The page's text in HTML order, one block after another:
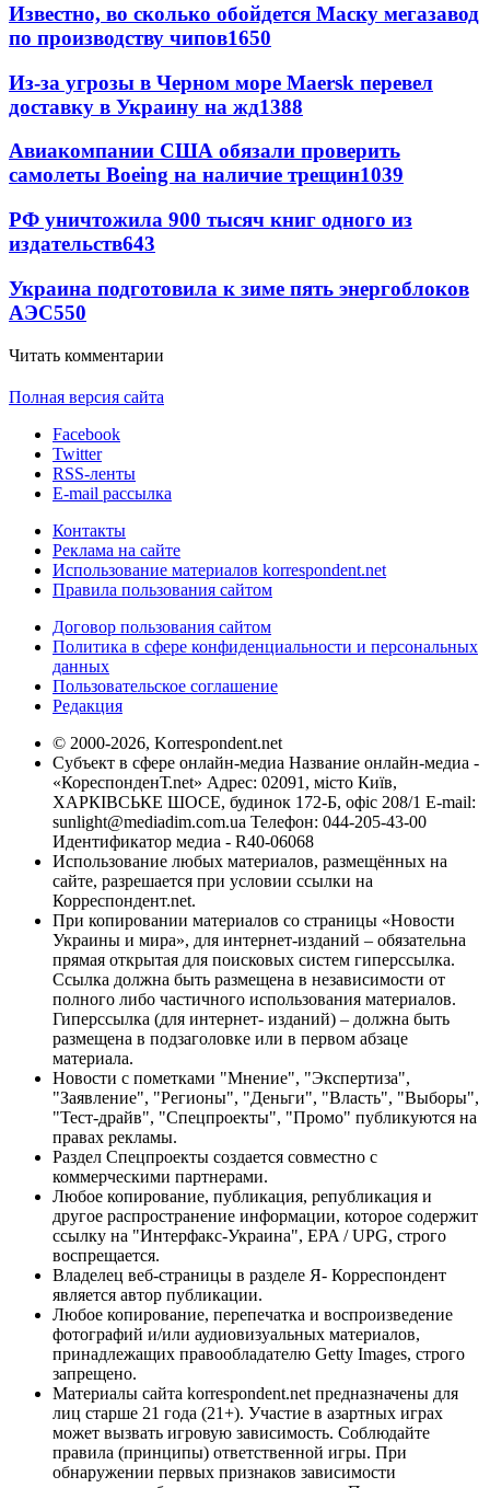
Известно, во сколько обойдется Маску мегазавод
по производству чипов1650
Из-за угрозы в Черном море Maersk перевел
доставку в Украину на жд1388
Авиакомпании США обязали проверить
самолеты Boeing на наличие трещин1039
РФ уничтожила 900 тысяч книг одного из
издательств643
Украина подготовила к зиме пять энергоблоков
АЭС550
Читать комментарии
Полная версия сайта
Facebook
Twitter
RSS-ленты
E-mail рассылка
Контакты
Реклама на сайте
Использование материалов korrespondent.net
Правила пользования сайтом
Договор пользования сайтом
Политика в сфере конфиденциальности и персональных
данных
Пользовательское соглашение
Редакция
© 2000-2026, Korrespondent.net
Субъект в сфере онлайн-медиа Название онлайн-медиа -
«КореспонденТ.net» Адрес: 02091, місто Київ,
ХАРКІВСЬКЕ ШОСЕ, будинок 172-Б, офіс 208/1 E-mail:
sunlight@mediadim.com.ua Телефон: 044-205-43-00
Идентификатор медиа - R40-06068
Использование любых материалов, размещённых на
сайте, разрешается при условии ссылки на
Корреспондент.net.
При копировании материалов со страницы «Новости
Украины и мира», для интернет-изданий – обязательна
прямая открытая для поисковых систем гиперссылка.
Ссылка должна быть размещена в независимости от
полного либо частичного использования материалов.
Гиперссылка (для интернет- изданий) – должна быть
размещена в подзаголовке или в первом абзаце
материала.
Новости с пометками "Мнение", "Экспертиза",
"Заявление", "Регионы", "Деньги", "Власть", "Выборы",
"Тест-драйв", "Спецпроекты", "Промо" публикуются на
правах рекламы.
Раздел Спецпроекты создается совместно с
коммерческими партнерами.
Любое копирование, публикация, републикация и
другое распространение информации, которое содержит
ссылку на "Интерфакс-Украина", EPA / UPG, строго
воспрещается.
Владелец веб-страницы в разделе Я- Корреспондент
является автор публикации.
Любое копирование, перепечатка и воспроизведение
фотографий и/или аудиовизуальных материалов,
принадлежащих правообладателю Getty Images, строго
запрещено.
Материалы сайта korrespondent.net предназначены для
лиц старше 21 года (21+). Участие в азартных играх
может вызвать игровую зависимость. Соблюдайте
правила (принципы) ответственной игры. При
обнаружении первых признаков зависимости